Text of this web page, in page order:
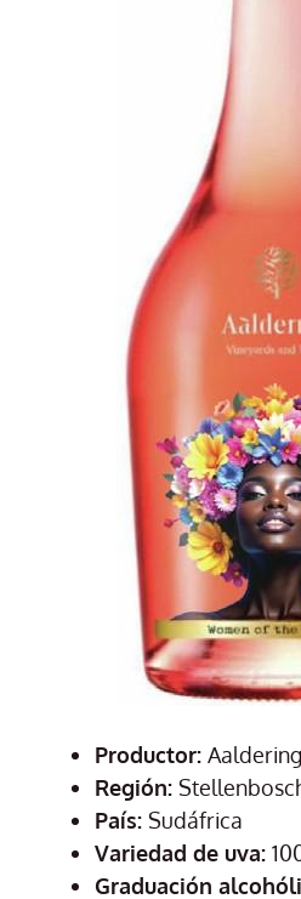
Productor:
Región:
País: Sudáfrica
Variedad de uva:
Graduación